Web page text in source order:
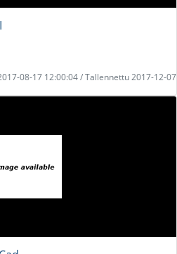
08-17 12:00:04 / Tallennettu 2017-12-07